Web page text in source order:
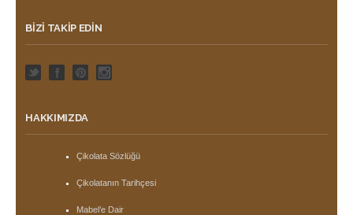
BIZI TAKIP EDIN
HAKKIMIZDA
Çikolata Sözlüğü
Çikolatanın Tarihçesi
Mabel’e Dair